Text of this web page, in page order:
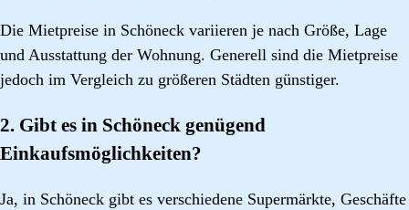
Die Mietpreise in Schöneck variieren je nach Größe, Lage
und Ausstattung der Wohnung. Generell sind die Mietpreise
jedoch im Vergleich zu größeren Städten günstiger.
2. Gibt es in Schöneck genügend
Einkaufsmöglichkeiten?
Ja, in Schöneck gibt es verschiedene Supermärkte, Geschäfte